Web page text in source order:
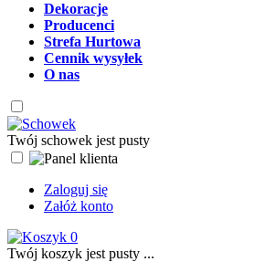
Dekoracje
Producenci
Strefa Hurtowa
Cennik wysyłek
O nas
Twój schowek jest pusty
Zaloguj się
Załóż konto
0
Twój koszyk jest pusty ...